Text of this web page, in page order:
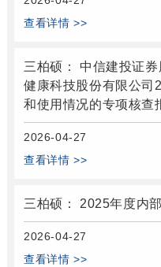
查看详情 >>
三柏硕： 中信建投证
健康科技股份有限公司
和使用情况的专项核查
2026-04-27
查看详情 >>
三柏硕： 2025年度内
2026-04-27
查看详情 >>